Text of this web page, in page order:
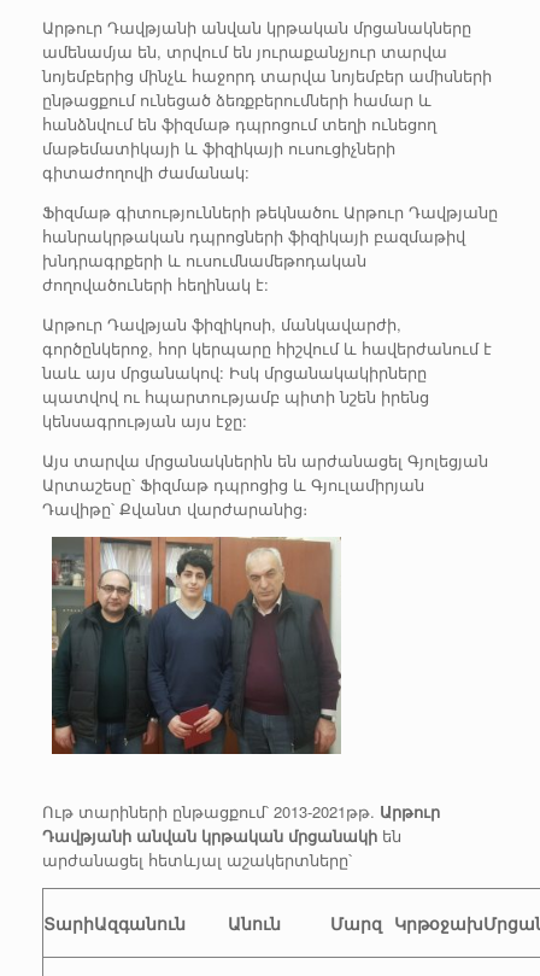
Արթուր Դավթյանի անվան կրթական մրցանակները
ամենամյա են, տրվում են յուրաքանչյուր տարվա
նոյեմբերից մինչև հաջորդ տարվա նոյեմբեր ամիսների
ընթացքում ունեցած ձեռքբերումների համար և
հանձնվում են ֆիզմաթ դպրոցում տեղի ունեցող
մաթեմատիկայի և ֆիզիկայի ուսուցիչների
գիտաժողովի ժամանակ:
Ֆիզմաթ գիտությունների թեկնածու Արթուր Դավթյանը
հանրակրթական դպրոցների ֆիզիկայի բազմաթիվ
խնդրագրքերի և ուսումնամեթոդական
ժողովածուների հեղինակ է:
Արթուր Դավթյան ֆիզիկոսի, մանկավարժի,
գործընկերոջ, հոր կերպարը հիշվում և հավերժանում է
նաև այս մրցանակով: Իսկ մրցանակակիրները
պատվով ու հպարտությամբ պիտի նշեն իրենց
կենսագրության այս էջը:
Այս տարվա մրցանակներին են արժանացել Գյոլեցյան
Արտաշեսը՝ Ֆիզմաթ դպրոցից և Գյուլամիրյան
Դավիթը՝ Քվանտ վարժարանից։
Ութ տարիների ընթացքում՝ 2013-2021թթ. Արթուր
Դավթյանի անվան կրթական մրցանակի են
արժանացել հետևյալ աշակերտները՝
ՏարիԱզգանուն Անուն Մարզ Կրթօջախ